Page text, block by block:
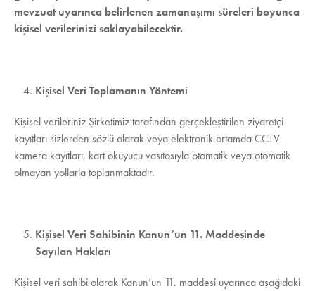
mevzuat uyarınca belirlenen zamanaşımı süreleri boyunca
kişisel verilerinizi saklayabilecektir.
Kişisel Veri Toplamanın Yöntemi
Kişisel verileriniz Şirketimiz tarafından gerçekleştirilen ziyaretçi
kayıtları sizlerden sözlü olarak veya elektronik ortamda CCTV
kamera kayıtları, kart okuyucu vasıtasıyla otomatik veya otomatik
olmayan yollarla toplanmaktadır.
Kişisel Veri Sahibinin Kanun’un 11. Maddesinde
Sayılan Hakları
Kişisel veri sahibi olarak Kanun’un 11. maddesi uyarınca aşağıdaki